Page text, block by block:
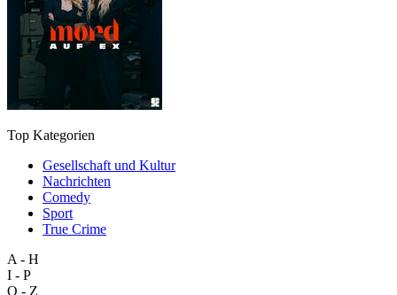
Top Kategorien
Gesellschaft und Kultur
Nachrichten
Comedy
Sport
True Crime
A - H
I - P
Q - Z